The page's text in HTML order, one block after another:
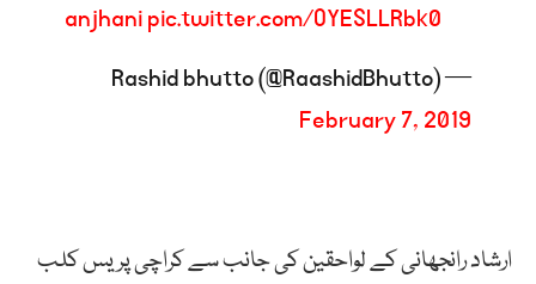
anjhanipic.twitter.com/OYESLLRbk0
— Rashid bhutto (@RaashidBhutto)
February 7, 2019
ارشاد رانجھانی کے لواحقین کی جانب سے کراچی پریس کلب